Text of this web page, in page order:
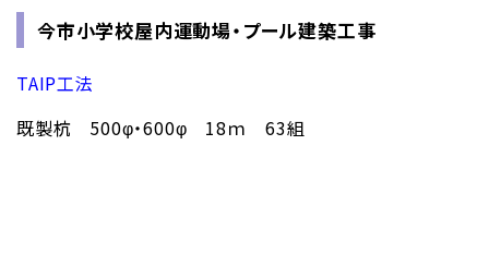
今市小学校屋内運動場・プール建築工事
TAIP工法
既製杭 500φ・600φ 18ｍ 63組